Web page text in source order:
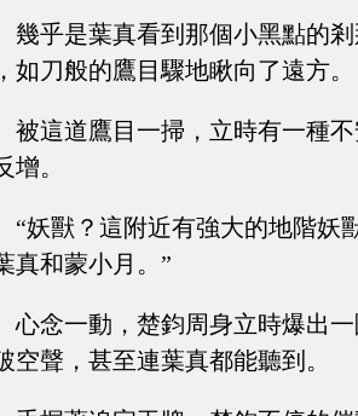
幾乎是葉真看到那個小黑點的
如刀般的鷹目驟地瞅向了遠方。
被這道鷹目一掃，立時有一種
增。
“妖獸？這附近有強大的地階妖
真和蒙小月。”
心念一動，楚鈞周身立時爆出
空聲，甚至連葉真都能聽到。